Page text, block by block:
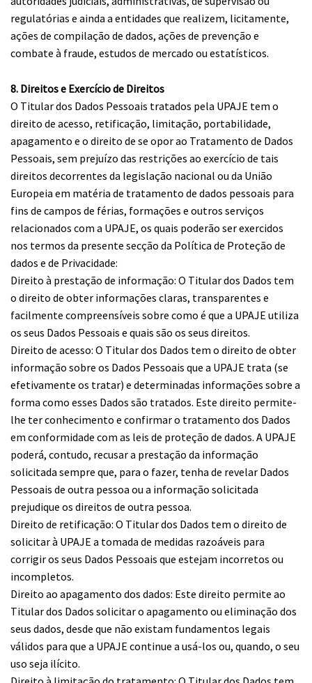
regulatórias e ainda a entidades que realizem, licitamente,
ações de compilação de dados, ações de prevenção e
combate à fraude, estudos de mercado ou estatísticos.
8. Direitos e Exercício de Direitos
O Titular dos Dados Pessoais tratados pela UPAJE tem o
direito de acesso, retificação, limitação, portabilidade,
apagamento e o direito de se opor ao Tratamento de Dados
Pessoais, sem prejuízo das restrições ao exercício de tais
direitos decorrentes da legislação nacional ou da União
Europeia em matéria de tratamento de dados pessoais para
fins de campos de férias, formações e outros serviços
relacionados com a UPAJE, os quais poderão ser exercidos
nos termos da presente secção da Política de Proteção de
dados e de Privacidade:
Direito à prestação de informação: O Titular dos Dados tem
o direito de obter informações claras, transparentes e
facilmente compreensíveis sobre como é que a UPAJE utiliza
os seus Dados Pessoais e quais são os seus direitos.
Direito de acesso: O Titular dos Dados tem o direito de obter
informação sobre os Dados Pessoais que a UPAJE trata (se
efetivamente os tratar) e determinadas informações sobre a
forma como esses Dados são tratados. Este direito permite-
lhe ter conhecimento e confirmar o tratamento dos Dados
em conformidade com as leis de proteção de dados. A UPAJE
poderá, contudo, recusar a prestação da informação
solicitada sempre que, para o fazer, tenha de revelar Dados
Pessoais de outra pessoa ou a informação solicitada
prejudique os direitos de outra pessoa.
Direito de retificação: O Titular dos Dados tem o direito de
solicitar à UPAJE a tomada de medidas razoáveis para
corrigir os seus Dados Pessoais que estejam incorretos ou
incompletos.
Direito ao apagamento dos dados: Este direito permite ao
Titular dos Dados solicitar o apagamento ou eliminação dos
seus dados, desde que não existam fundamentos legais
válidos para que a UPAJE continue a usá-los ou, quando, o seu
uso seja ilícito.